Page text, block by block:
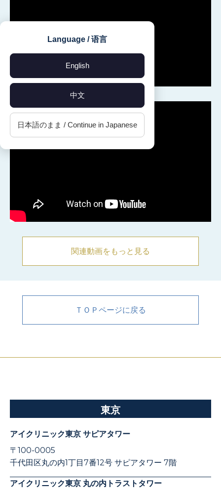
Language / 语言
English
中文
日本語のまま / Continue in Japanese
関連動画をもっと見る
ＴＯＰページに戻る
東京
アイクリニック東京 サピアタワー
〒100-0005
千代田区丸の内1丁目7番12号 サピアタワー 7階
アイクリニック東京 丸の内トラストタワー